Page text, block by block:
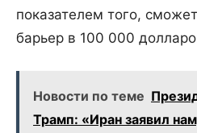
показателем того,
барьер в 100 000
Новости по теме
Трамп: «Иран заявил